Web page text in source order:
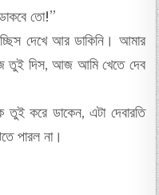
তো!”
দেখে আর ডাকিনি।‌ আমার
তুই দিস, আজ আমি খেতে দেব
তুই করে ডাকেন, এটা দেবারতি
পারল না।